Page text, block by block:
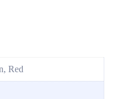
Red